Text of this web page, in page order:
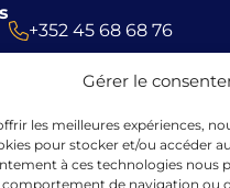
Gérer le
les meilleures expériences,
pour stocker et/ou accéder
à ces technologies nous
comportement de navigation ou
+352 45 68 68 76
39 Rue Glesener, 1631